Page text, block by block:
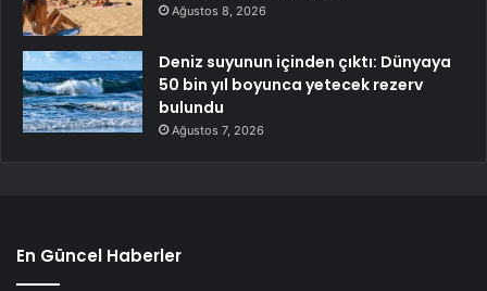
Ağustos 8, 2026
Deniz suyunun içinden çıktı: Dünyaya
50 bin yıl boyunca yetecek rezerv
bulundu
Ağustos 7, 2026
En Güncel Haberler